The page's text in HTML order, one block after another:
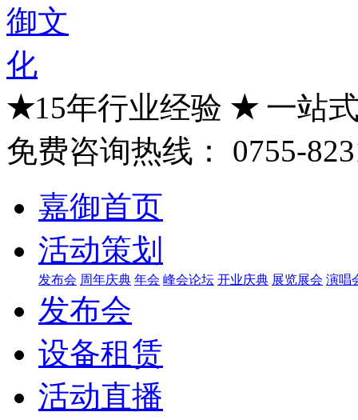
★15年行业经验 ★一站
免费咨询热线：
0755-
嘉御首页
活动策划
发布会 周年庆典 年会 峰会论坛 开业庆典 展览展会 演唱
发布会
设备租赁
活动直播